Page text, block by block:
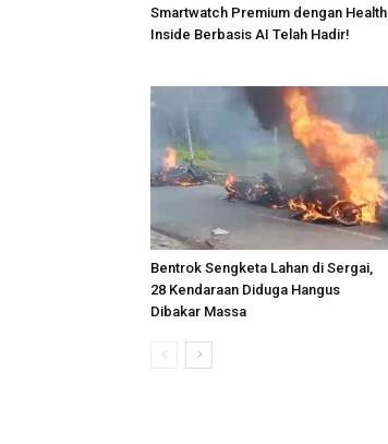
Smartwatch Premium dengan Health
Inside Berbasis AI Telah Hadir!
Bentrok Sengketa Lahan di Sergai,
28 Kendaraan Diduga Hangus
Dibakar Massa